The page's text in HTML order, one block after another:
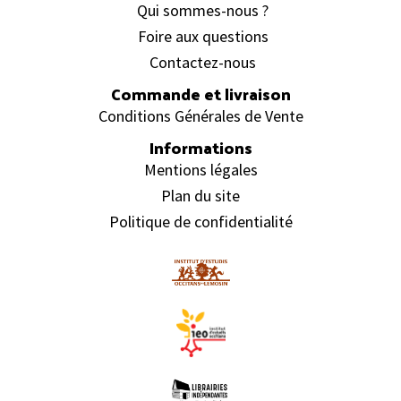
Qui sommes-nous ?
Foire aux questions
Contactez-nous
Commande et livraison
Conditions Générales de Vente
Informations
Mentions légales
Plan du site
Politique de confidentialité